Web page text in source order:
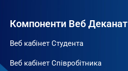
Компоненти Веб Деканат
Веб кабінет Студента
Веб кабінет Співробітника